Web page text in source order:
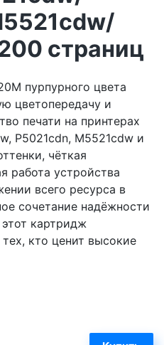
страниц
пурпурного цвета
цветопередачу и
печати на принтерах
P5021cdn, M5521cdw и
чёткая
работа устройства
всего ресурса в
сочетание надёжности
картридж
кто ценит высокие